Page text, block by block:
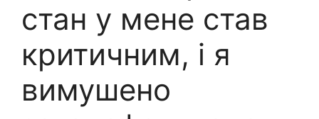
стан у мене став
критичним, і я
вимушено